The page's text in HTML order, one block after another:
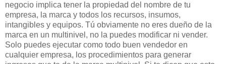
negocio implica tener la propiedad del nombre de tu
empresa, la marca y todos los recursos, insumos,
intangibles y equipos. Tú obviamente no eres dueño de la
marca en un multinivel, no la puedes modificar ni vender.
Solo puedes ejecutar como todo buen vendedor en
cualquier empresa, los procedimientos para generar